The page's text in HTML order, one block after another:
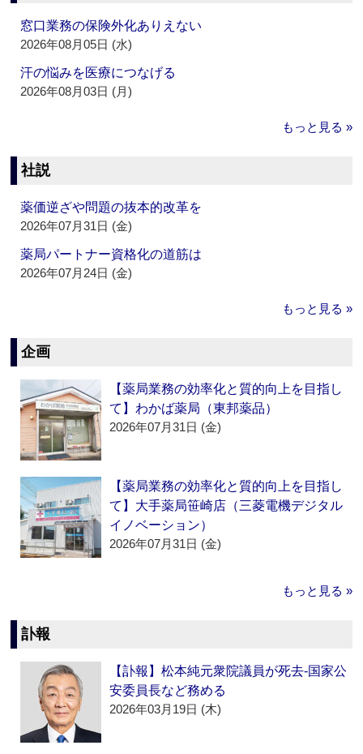
窓口業務の保険外化ありえない
2026年08月05日 (水)
汗の悩みを医療につなげる
2026年08月03日 (月)
もっと見る »
社説
薬価逆ざや問題の抜本的改革を
2026年07月31日 (金)
薬局パートナー資格化の道筋は
2026年07月24日 (金)
もっと見る »
企画
【薬局業務の効率化と質的向上を目指し
て】わかば薬局（東邦薬品）
2026年07月31日 (金)
【薬局業務の効率化と質的向上を目指し
て】大手薬局笹崎店（三菱電機デジタル
イノベーション）
2026年07月31日 (金)
もっと見る »
訃報
【訃報】松本純元衆院議員が死去‐国家公
安委員長など務める
2026年03月19日 (木)